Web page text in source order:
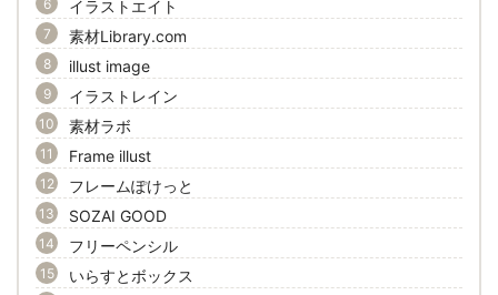
イラストエイト
素材Library.com
illust image
イラストレイン
素材ラボ
Frame illust
フレームぽけっと
SOZAI GOOD
フリーペンシル
いらすとボックス